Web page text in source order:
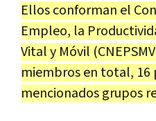
Ellos conforman el
Empleo, la
Vital y Móvil
miembros en total, 16
mencionados grupos